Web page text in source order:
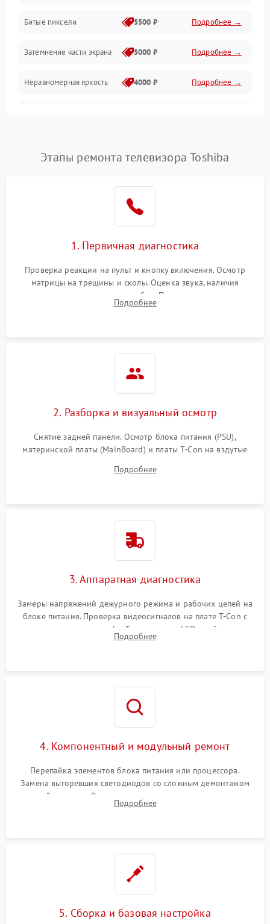
Механические повреждения
Программное обеспечение
Сеть и подключения
Битые пиксели 5500 ₽ Подробнее →
Затемнение части экрана 5000 ₽ Подробнее →
Неравномерная яркость 4000 ₽ Подробнее →
Этапы ремонта телевизора Toshiba
1. Первичная диагностика
Проверка реакции на пульт и кнопку включения. Осмотр
матрицы на трещины и сколы. Оценка звука, наличия
подсветки и индикаторов ошибок. Подключение тестовых
источников сигнала для выявления симптомов поломки.
Подробнее
2. Разборка и визуальный осмотр
Снятие задней панели. Осмотр блока питания (PSU),
материнской платы (MainBoard) и платы T-Con на вздутые
Проверка надежности фиксации и целостности шлейфов.
Подробнее
3. Аппаратная диагностика
Замеры напряжений дежурного режима и рабочих цепей на
блоке питания. Проверка видеосигналов на плате T-Con с
помощью осциллографа. Тестирование LED-драйвера и
светодиодных планок подсветки мультиметром.
Подробнее
4. Компонентный и модульный ремонт
Перепайка элементов блока питания или процессора.
Замена выгоревших светодиодов со сложным демонтажом
хрупкой матрицы. Восстановление поврежденных дорожек,
прошивка микросхем памяти EEPROM
Подробнее
5. Сборка и базовая настройка